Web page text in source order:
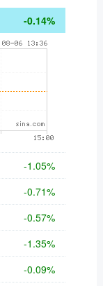
-0.14%
-1.05%
-0.71%
-0.57%
-1.35%
-0.09%